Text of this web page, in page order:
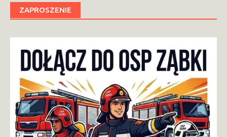
ZAPROSZENIE